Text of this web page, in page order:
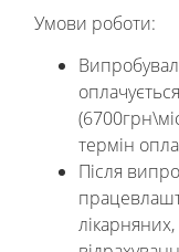
Умови роботи:
термін
Після